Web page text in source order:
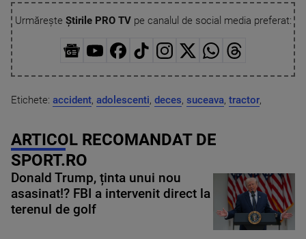
Urmărește Știrile PRO TVpe canalul de social media preferat:
Etichete: accident, adolescenti, deces, suceava, tractor,
ARTICOL RECOMANDAT DE
SPORT.RO
Donald Trump, ținta unui nou
asasinat!? FBI a intervenit direct la
terenul de golf